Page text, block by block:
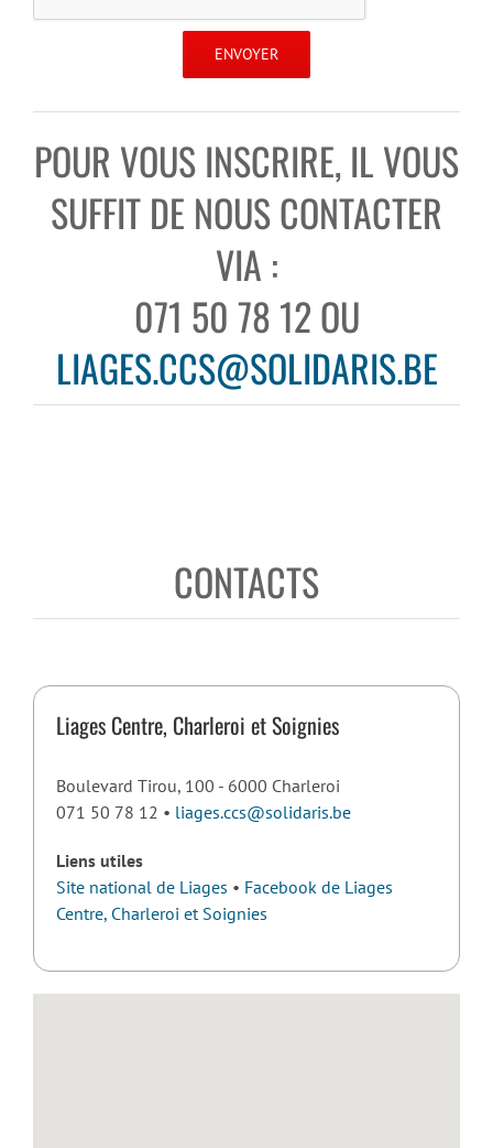
POUR VOUS INSCRIRE, IL VOUS
SUFFIT DE NOUS CONTACTER
VIA :
071 50 78 12 OU
LIAGES.CCS@SOLIDARIS.BE
CONTACTS
Liages Centre, Charleroi et Soignies
Boulevard Tirou, 100 - 6000 Charleroi
071 50 78 12 • liages.ccs@solidaris.be
Liens utiles
Site national de Liages • Facebook de Liages
Centre, Charleroi et Soignies